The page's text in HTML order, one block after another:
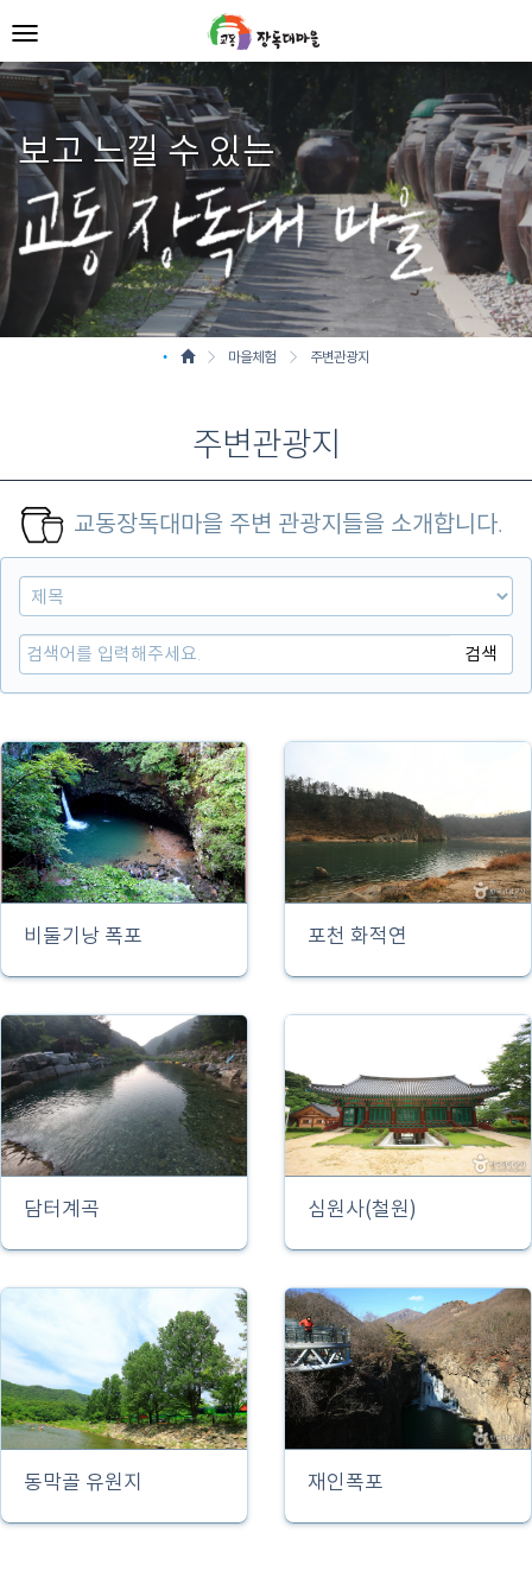
보고 느낄 수 있는
• 마을체험 주변관광지
주변관광지
교동장독대마을 주변 관광지들을 소개합니다.
검색
비둘기낭 폭포 포천 화적연
담터계곡 심원사(철원)
동막골 유원지 재인폭포